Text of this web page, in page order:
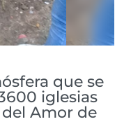
que se
iglesias
Amor de